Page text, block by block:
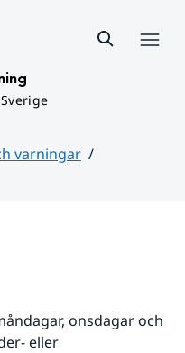
varningar
onsdagar och
eller